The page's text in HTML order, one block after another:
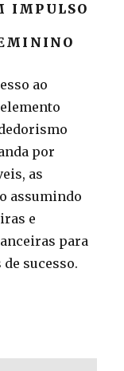
IMPULSO
ao
por
as
assumindo
e
para
sucesso.